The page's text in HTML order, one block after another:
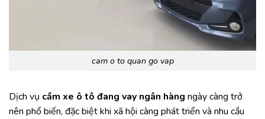
cam o to quan go vap
Dịch vụ cầm xe ô tô đang vay ngân hàng ngày càng trở
nên phổ biến, đặc biệt khi xã hội càng phát triển và nhu cầu